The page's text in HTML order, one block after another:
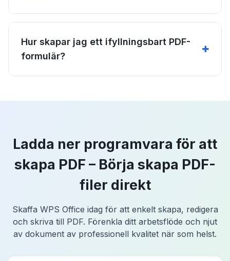
Hur skapar jag ett ifyllningsbart PDF-
formulär?
Ladda ner programvara för att
skapa PDF – Börja skapa PDF-
filer direkt
Skaffa WPS Office idag för att enkelt skapa, redigera
och skriva till PDF. Förenkla ditt arbetsflöde och njut
av dokument av professionell kvalitet när som helst.